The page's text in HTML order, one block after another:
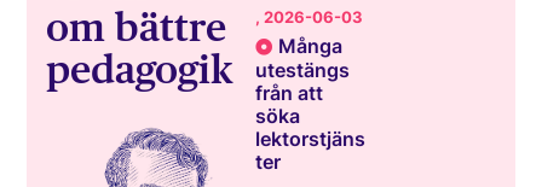
om bättre
pedagogik
, 2026-06-03
Många
utestängs
från att
söka
lektorstjäns
ter